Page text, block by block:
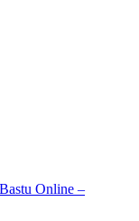
Online –